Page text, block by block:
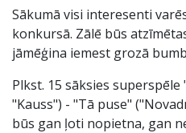
Sākumā visi interesenti
konkursā. Zālē būs
jāmēģina iemest grozā
Plkst. 15 sāksies
"Kauss") - "Tā puse"
būs gan ļoti nopietna, gan